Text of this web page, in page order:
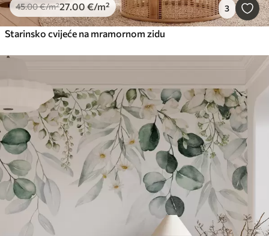
45.00€/m²27.00 €/m² 3
Starinsko cvijeće na mramornom zidu